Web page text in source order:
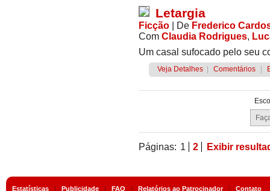
Letargia
Ficção De Frederico
Com Claudia Rodrigues,
Um casal sufocado pelo seu
Veja Detalhes Comentários
Páginas: 1 2 Exibir
Estatísticas | Publicidade | FAQ | Relatórios ao Patrocinador| Contato